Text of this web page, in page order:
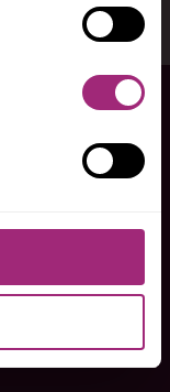
Fehlerhafte